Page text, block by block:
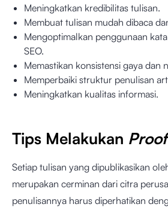
Meningkatkan kredibilitas tulisan.
Membuat tulisan mudah dibaca
Mengoptimalkan penggunaan
SEO.
Memastikan konsistensi gaya dan
Memperbaiki struktur penulisan
Meningkatkan kualitas informasi.
Tips Melakukan
Setiap tulisan yang dipublikasikan
merupakan cerminan dari citra
penulisannya harus diperhatikan